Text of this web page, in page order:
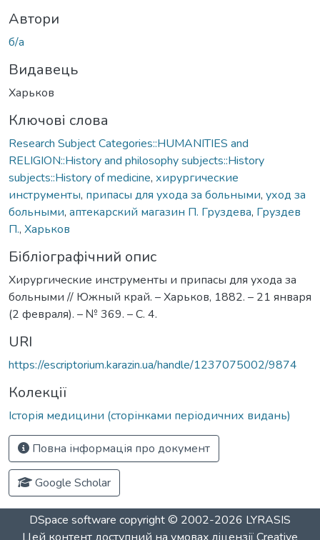
Автори
б/а
Видавець
Харьков
Ключові слова
Research Subject Categories::HUMANITIES and
RELIGION::History and philosophy subjects::History
subjects::History of medicine, хирургические
инструменты, припасы для ухода за больными, уход за
больными, аптекарский магазин П. Груздева, Груздев
П., Харьков
Бібліографічний опис
Хирургические инструменты и припасы для ухода за
больными // Южный край. – Харьков, 1882. – 21 января
(2 февраля). – № 369. – С. 4.
URI
https://escriptorium.karazin.ua/handle/1237075002/9874
Колекції
Історія медицини (сторінками періодичних видань)
Повна інформація про документ
Google Scholar
DSpace software copyright © 2002-2026 LYRASIS